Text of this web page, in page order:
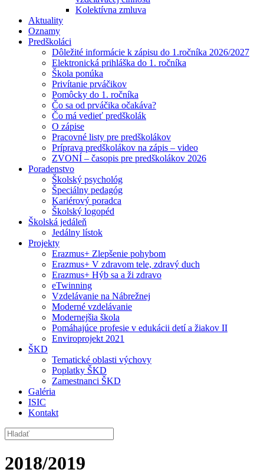
Kolektívna zmluva
Aktuality
Oznamy
Predškoláci
Dôležité informácie k zápisu do 1.ročníka 2026/2027
Elektronická prihláška do 1. ročníka
Škola ponúka
Privítanie prváčikov
Pomôcky do 1. ročníka
Čo sa od prváčika očakáva?
Čo má vedieť predškolák
O zápise
Pracovné listy pre predškolákov
Príprava predškolákov na zápis – video
ZVONÍ – časopis pre predškolákov 2026
Poradenstvo
Školský psychológ
Špeciálny pedagóg
Kariérový poradca
Školský logopéd
Školská jedáleň
Jedálny lístok
Projekty
Erazmus+ Zlepšenie pohybom
Erazmus+ V zdravom tele, zdravý duch
Erazmus+ Hýb sa a ži zdravo
eTwinning
Vzdelávanie na Nábrežnej
Moderné vzdelávanie
Modernejšia škola
Pomáhajúce profesie v edukácii detí a žiakov II
Enviroprojekt 2021
ŠKD
Tematické oblasti výchovy
Poplatky ŠKD
Zamestnanci ŠKD
Galéria
ISIC
Kontakt
2018/2019